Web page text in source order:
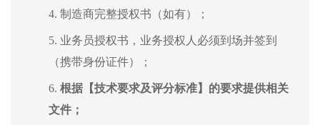
4. 制造商完整授权书（如有）；
5. 业务员授权书 ， 业务授权人必须到场并签到
（携带身份证件）；
6. 根据【技术要求及评分标准】的要求提供相关
文件；